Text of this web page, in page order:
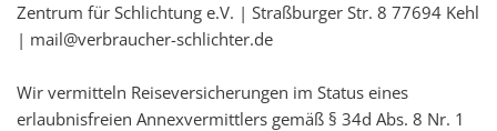
Zentrum für Schlichtung e.V. | Straßburger Str. 8 77694 Kehl
| mail@verbraucher-schlichter.de
Wir vermitteln Reiseversicherungen im Status eines
erlaubnisfreien Annexvermittlers gemäß § 34d Abs. 8 Nr. 1